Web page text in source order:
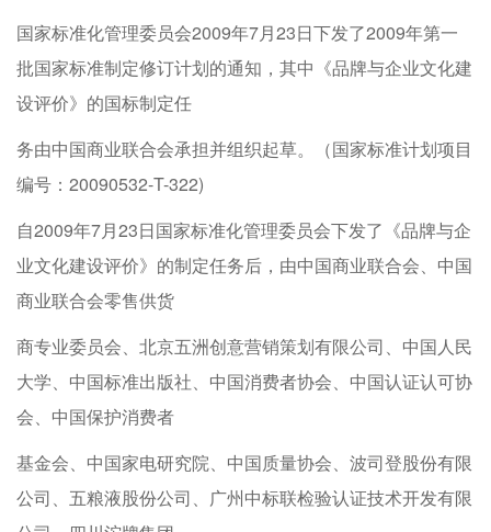
国家标准化管理委员会2009年7月23日下发了2009年第一
批国家标准制定修订计划的通知，其中《品牌与企业文化建
设评价》的国标制定任
务由中国商业联合会承担并组织起草。（国家标准计划项目
编号：20090532-T-322)
自2009年7月23日国家标准化管理委员会下发了《品牌与企
业文化建设评价》的制定任务后，由中国商业联合会、中国
商业联合会零售供货
商专业委员会、北京五洲创意营销策划有限公司、中国人民
大学、中国标准出版社、中国消费者协会、中国认证认可协
会、中国保护消费者
基金会、中国家电研究院、中国质量协会、波司登股份有限
公司、五粮液股份公司、广州中标联检验认证技术开发有限